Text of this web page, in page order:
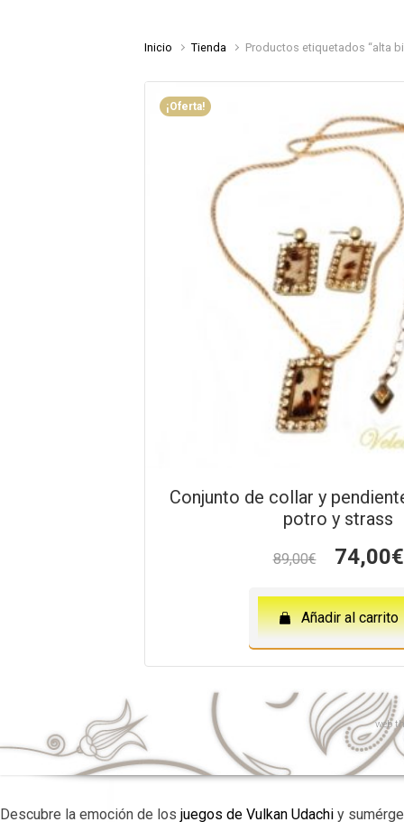
Inicio Tienda Productos etiquetados “alta
¡Oferta!
Conjunto de collar y
potro y strass
89,00€
El
precio
original
era:
89,00€.
74,00€
Añadir al carrito
web
Descubre la emoción de los juegos de Vulkan Udachi y